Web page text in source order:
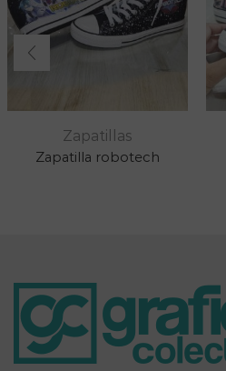
Zapatillas
Zapatilla robotech